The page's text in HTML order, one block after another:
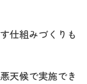
仕組みづくりも
天候で実施でき